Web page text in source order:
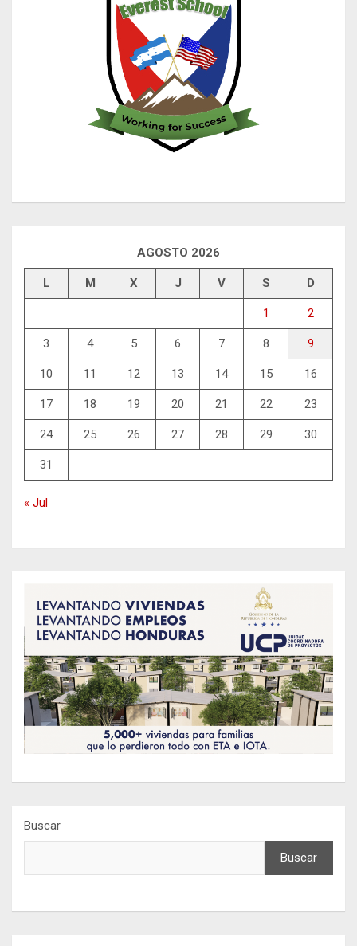
AGOSTO 2026
L M X J V S D
1 2
3 4 5 6 7 8 9
10 11 12 13 14 15 16
17 18 19 20 21 22 23
24 25 26 27 28 29 30
31
« Jul
Buscar
Buscar